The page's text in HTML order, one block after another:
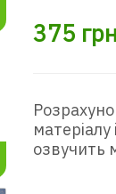
375
озвучить